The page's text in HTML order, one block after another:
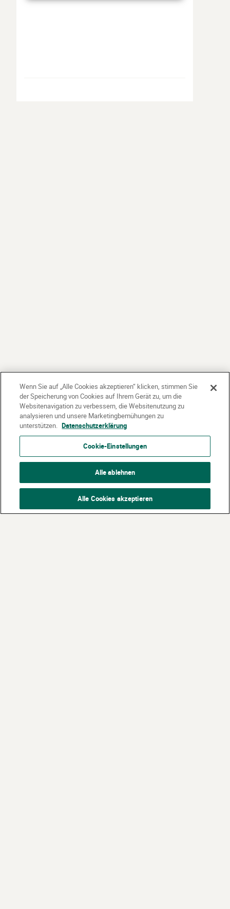
Wenn Sie auf „Alle Cookies akzeptieren“ klicken, stimmen Sie
der Speicherung von Cookies auf Ihrem Gerät zu, um die
Websitenavigation zu verbessern, die Websitenutzung zu
analysieren und unsere Marketingbemühungen zu
unterstützen. Datenschutzerklärung
Cookie-Einstellungen
Alle ablehnen
Alle Cookies akzeptieren